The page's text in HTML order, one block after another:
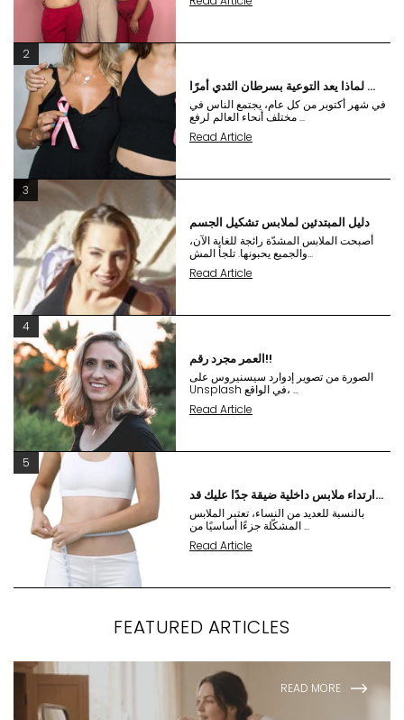
لماذا يعد التوعية بسرطان الثدي أمرًا ...
في شهر أكتوبر من كل عام، يجتمع الناس في
مختلف أنحاء العالم لرفع ...
Read Article
2
دليل المبتدئين لملابس تشكيل الجسم
أصبحت الملابس المشدّة رائجة للغاية الآن،
والجميع يحبونها. تلجأ المش...
Read Article
3
العمر مجرد رقم!!
الصورة من تصوير إدوارد سيسنيروس على
Unsplash في الواقع، ...
Read Article
4
ارتداء ملابس داخلية ضيقة جدًا عليك قد...
بالنسبة للعديد من النساء، تعتبر الملابس
المشكّلة جزءًا أساسيًا من ...
Read Article
5
FEATURED ARTICLES
READ MORE